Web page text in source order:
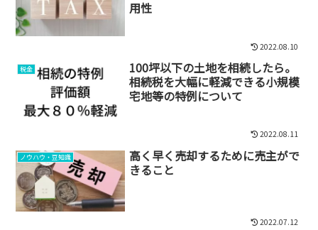
用性
2022.08.10
税金
100坪以下の土地を相続したら。
相続税を大幅に軽減できる小規模
宅地等の特例について
2022.08.11
ノウハウ・豆知識
高く早く売却するために売主がで
きること
2022.07.12